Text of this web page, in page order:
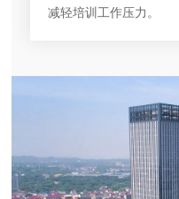
减轻培训工作压力。